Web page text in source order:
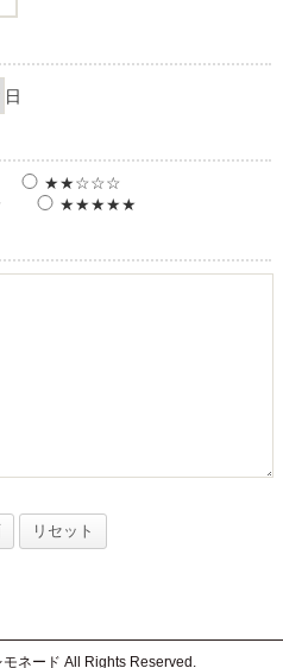
日
★★☆☆☆
★★★★★
ネード All Rights Reserved.